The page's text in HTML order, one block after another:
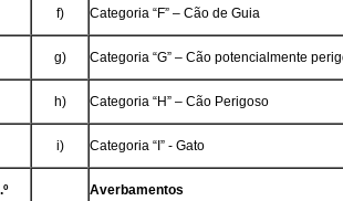
f) Categoria “F” – Cão de Guia
g) Categoria “G” – Cão potencialmente
h) Categoria “H” – Cão Perigoso
i) Categoria “I” - Gato
Averbamentos